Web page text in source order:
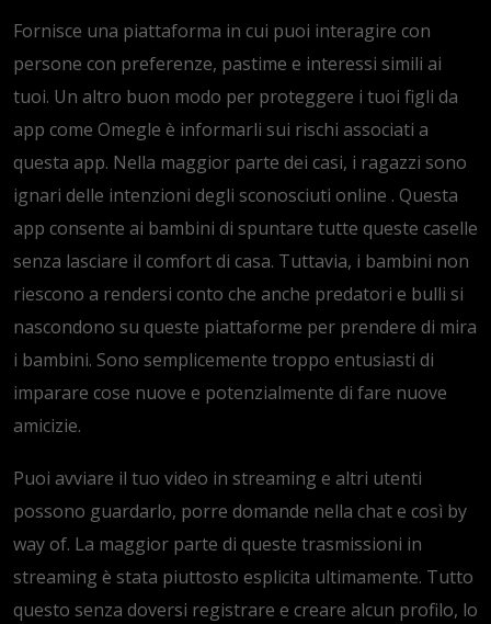
Fornisce una piattaforma in cui puoi interagire con
persone con preferenze, pastime e interessi simili ai
tuoi. Un altro buon modo per proteggere i tuoi figli da
app come Omegle è informarli sui rischi associati a
questa app. Nella maggior parte dei casi, i ragazzi sono
ignari delle intenzioni degli sconosciuti online . Questa
app consente ai bambini di spuntare tutte queste caselle
senza lasciare il comfort di casa. Tuttavia, i bambini non
riescono a rendersi conto che anche predatori e bulli si
nascondono su queste piattaforme per prendere di mira
i bambini. Sono semplicemente troppo entusiasti di
imparare cose nuove e potenzialmente di fare nuove
amicizie.
Puoi avviare il tuo video in streaming e altri utenti
possono guardarlo, porre domande nella chat e così by
way of. La maggior parte di queste trasmissioni in
streaming è stata piuttosto esplicita ultimamente. Tutto
questo senza doversi registrare e creare alcun profilo, lo